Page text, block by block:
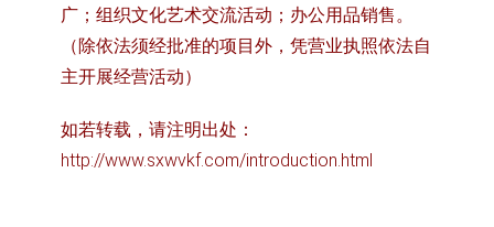
广；组织文化艺术交流活动；办公用品销售。
（除依法须经批准的项目外，凭营业执照依法自
主开展经营活动）
如若转载，请注明出处：
http://www.sxwvkf.com/introduction.html